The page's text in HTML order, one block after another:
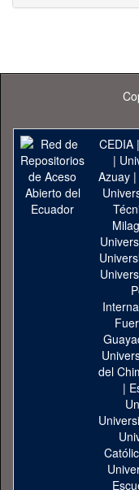
CEDIA|
|
Azuay|
del
|